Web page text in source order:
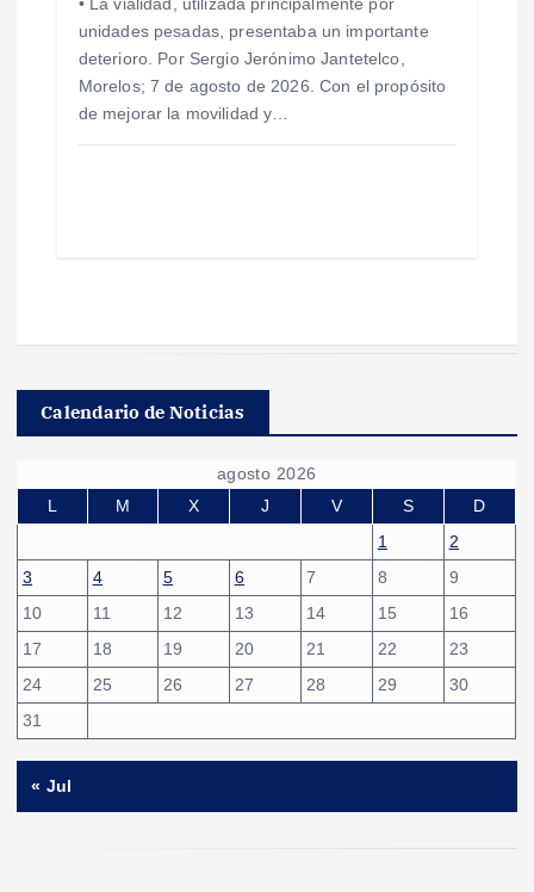
unidades pesadas, presentaba un importante
deterioro. Por Sergio Jerónimo Jantetelco,
Morelos; 7 de agosto de 2026. Con el propósito
de mejorar la movilidad y…
Calendario de Noticias
agosto 2026
L
M X J V S
D
1
2
3
4 5 6 7 8
9
10
11 12 13 14 15
16
17
18 19 20 21 22
23
24
25 26 27 28 29
30
31
« Jul